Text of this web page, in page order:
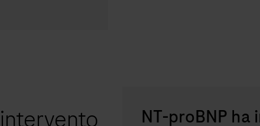
NT-proBNP